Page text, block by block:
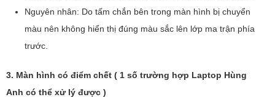
Nguyên nhân: Do tấm chắn bên trong màn hình bị chuyển
màu nên không hiển thị đúng màu sắc lên lớp ma trận phía
trước.
3. Màn hình có điểm chết ( 1 số trường hợp Laptop Hùng
Anh có thể xử lý được )